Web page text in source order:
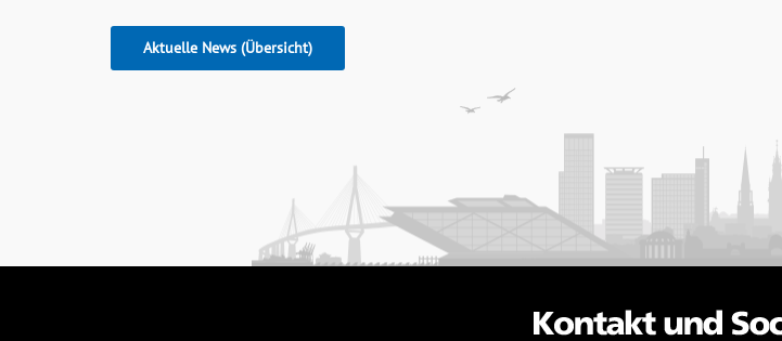
Aktuelle News (Übersicht)